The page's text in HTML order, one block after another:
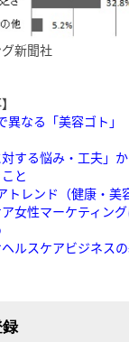
新聞社
異なる「美容ゴト」
対する悩み・工夫」
と
レンド（健康・美
ア女性マーケティン
ヘルスケアビジネス